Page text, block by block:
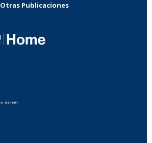
Otras Publicaciones